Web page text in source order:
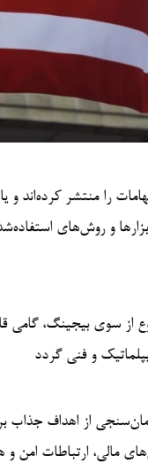
را منتشر کرده‌اند
و روش‌های
از سوی بیجینگ، گامی
و فنی گردد
از اهداف جذاب
مالی، ارتباطات امن